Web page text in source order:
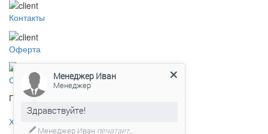
Контакты
Оферта
Скачать прайс
Продукция
Хлорсодержащие препараты
Менеджер Иван
Менеджер
Здравствуйте!
Менеджер Иван печатает...